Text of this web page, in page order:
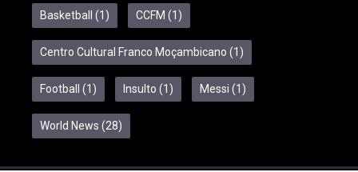
Basketball (1) CCFM (1)
Centro Cultural Franco Moçambicano (1)
Football (1) Insulto (1) Messi (1)
World News (28)